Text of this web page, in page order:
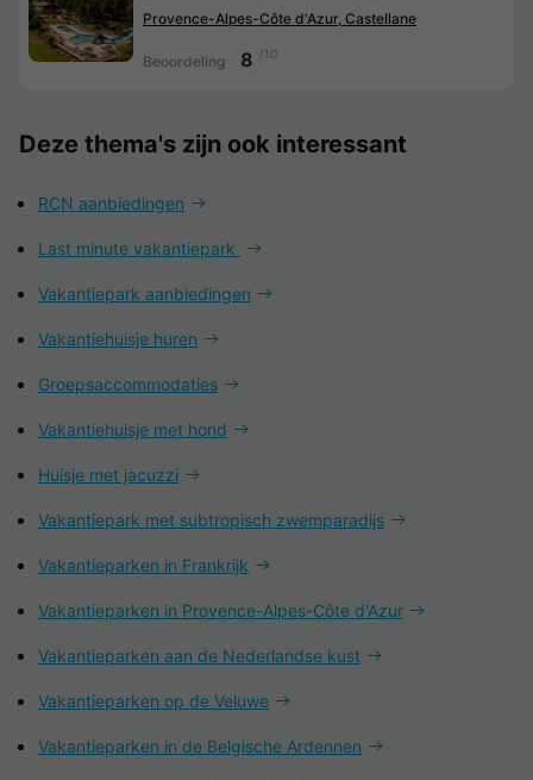
Provence-Alpes-Côte d'Azur, Castellane
Beoordeling 8 /10
Deze thema's zijn ook interessant
RCN aanbiedingen
Last minute vakantiepark
Vakantiepark aanbiedingen
Vakantiehuisje huren
Groepsaccommodaties
Vakantiehuisje met hond
Huisje met jacuzzi
Vakantiepark met subtropisch zwemparadijs
Vakantieparken in Frankrijk
Vakantieparken in Provence-Alpes-Côte d'Azur
Vakantieparken aan de Nederlandse kust
Vakantieparken op de Veluwe
Vakantieparken in de Belgische Ardennen